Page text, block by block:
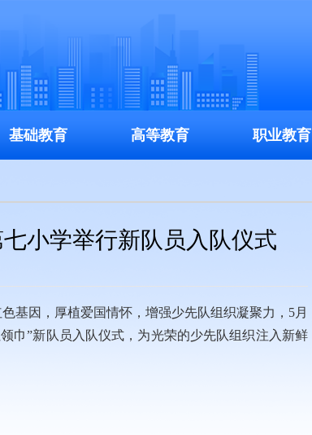
基础教育 高等教育 职业教育
小学举行新队员入队仪式
基因，厚植爱国情怀，增强少先队组织凝聚力，5月
巾”新队员入队仪式，为光荣的少先队组织注入新鲜